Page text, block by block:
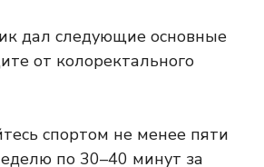
дал следующие основные
от колоректального
спортом не менее пяти
по 30–40 минут за